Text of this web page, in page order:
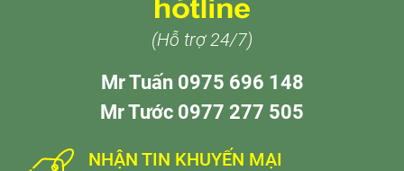
(Hỗ trợ 24/7)
Mr Tuấn 0975 696 148
Mr Tước 0977 277 505
NHẬN TIN KHUYẾN MẠI